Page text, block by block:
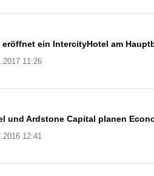
eröffnet ein IntercityHotel am
11:26
und Ardstone Capital planen
12:41